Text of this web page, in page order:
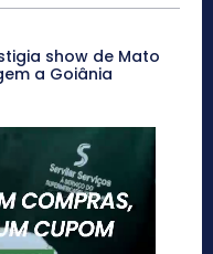
show de Mato
a Goiânia